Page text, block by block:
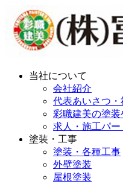
当社について
会社紹介
代表あいさつ・
彩職建美の塗装
求人・施工パ
塗装・工事
塗装・各種工事
外壁塗装
屋根塗装